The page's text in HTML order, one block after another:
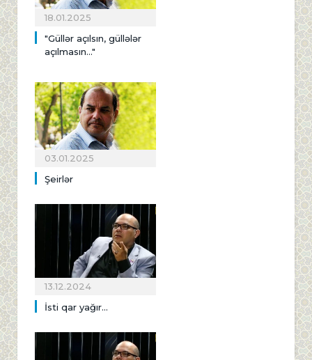
18.01.2025
"Güllər açılsın, güllələr
açılmasın..."
03.01.2025
Şeirlər
13.12.2024
İsti qar yağır...